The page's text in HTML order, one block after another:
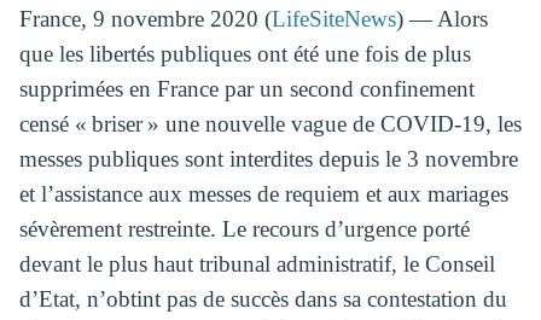
France, 9 novembre 2020 (LifeSiteNews) — Alors
que les libertés publiques ont été une fois de plus
supprimées en France par un second confinement
censé « briser » une nouvelle vague de COVID-19, les
messes publiques sont interdites depuis le 3 novembre
et l’assistance aux messes de requiem et aux mariages
sévèrement restreinte. Le recours d’urgence porté
devant le plus haut tribunal administratif, le Conseil
d’Etat, n’obtint pas de succès dans sa contestation du